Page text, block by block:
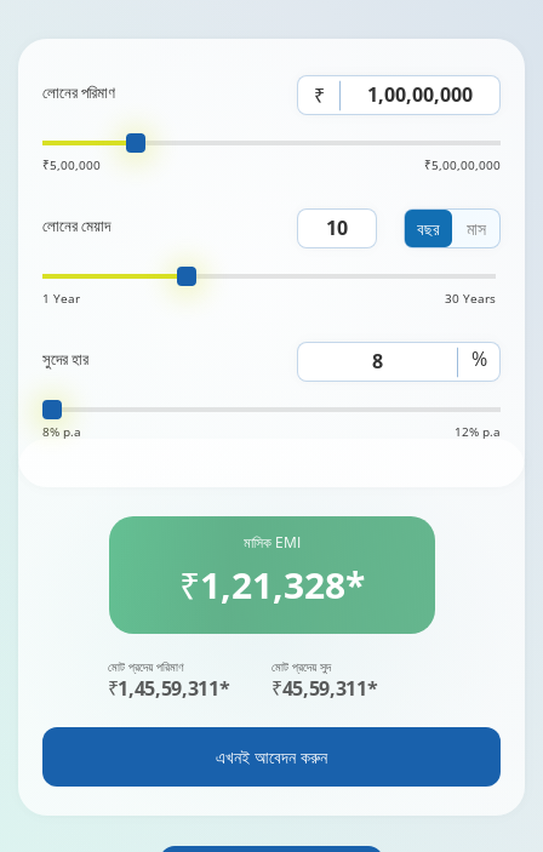
লোনের পরিমাণ ₹
₹5,00,000 ₹5,00,00,000
বছর মাস
লোনের মেয়াদ
1 Year 30 Years
সুদের হার %
8% p.a 12% p.a
মাসিক EMI
₹1,21,328*
মোট প্রদেয় পরিমাণ
₹1,45,59,311*
মোট প্রদেয় সুদ
₹45,59,311*
এখনই আবেদন করুন